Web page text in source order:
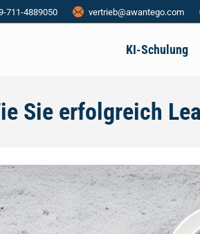
711-4889050 vertrieb@awantego.com
KI-Schulung
Sie erfolgreich